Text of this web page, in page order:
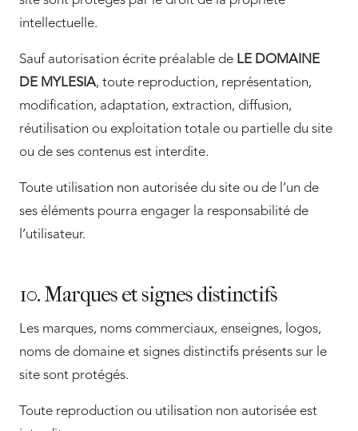
intellectuelle.
Sauf autorisation écrite préalable de LE DOMAINE
DE MYLESIA, toute reproduction, représentation,
modification, adaptation, extraction, diffusion,
réutilisation ou exploitation totale ou partielle du site
ou de ses contenus est interdite.
Toute utilisation non autorisée du site ou de l’un de
ses éléments pourra engager la responsabilité de
l’utilisateur.
10. Marques et signes distinctifs
Les marques, noms commerciaux, enseignes, logos,
noms de domaine et signes distinctifs présents sur le
site sont protégés.
Toute reproduction ou utilisation non autorisée est